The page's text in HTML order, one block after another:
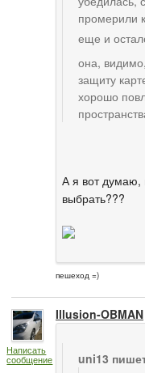
промерили
еще и
она,
защиту
хорошо
А я вот
выбрать???
пешеход =)
Написать
сообщение
Illusion-OBMAN
uni13